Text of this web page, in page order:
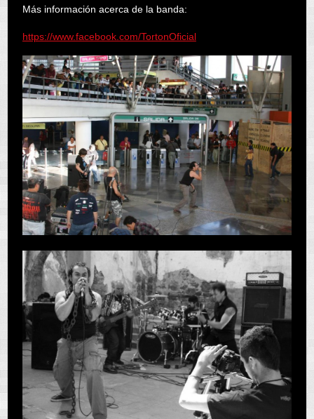
Más información acerca de la banda:
https://www.facebook.com/TortonOficial